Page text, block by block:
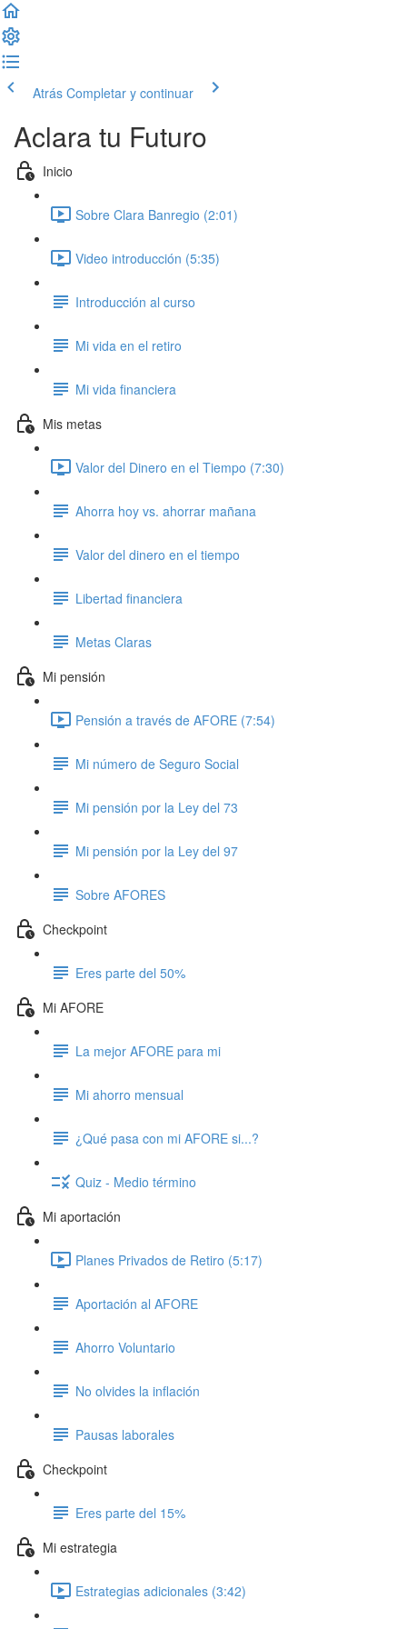
Atrás Completar y continuar
Aclara tu Futuro
Inicio
Sobre Clara Banregio (2:01)
Video introducción (5:35)
Introducción al curso
Mi vida en el retiro
Mi vida financiera
Mis metas
Valor del Dinero en el Tiempo (7:30)
Ahorra hoy vs. ahorrar mañana
Valor del dinero en el tiempo
Libertad financiera
Metas Claras
Mi pensión
Pensión a través de AFORE (7:54)
Mi número de Seguro Social
Mi pensión por la Ley del 73
Mi pensión por la Ley del 97
Sobre AFORES
Checkpoint
Eres parte del 50%
Mi AFORE
La mejor AFORE para mi
Mi ahorro mensual
¿Qué pasa con mi AFORE si...?
Quiz - Medio término
Mi aportación
Planes Privados de Retiro (5:17)
Aportación al AFORE
Ahorro Voluntario
No olvides la inflación
Pausas laborales
Checkpoint
Eres parte del 15%
Mi estrategia
Estrategias adicionales (3:42)